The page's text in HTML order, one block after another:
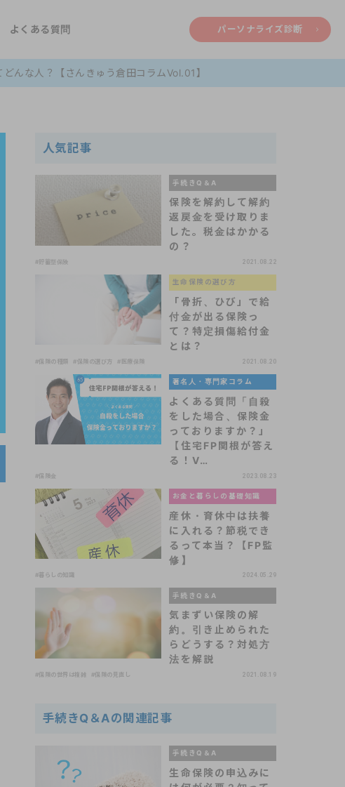
よくある質問 パーソナライズ診断
んな人？【さんきゅう倉田コラムVol.01】
人気記事
手続きQ＆A
保険を解約して解約
返戻金を受け取りま
した。税金はかかる
の？
#貯蓄型保険 2021.08.22
生命保険の選び方
「骨折、ひび」で給
付金が出る保険っ
て？特定損傷給付金
とは？
#保険の種類 #保険の選び方 #医療保険 2021.08.20
著名人・専門家コラム
よくある質問「自殺
をした場合、保険金
っておりますか？」
【住宅FP関根が答え
る！V…
#保険金 2023.08.23
お金と暮らしの基礎知識
産休・育休中は扶養
に入れる？節税でき
るって本当？【FP監
修】
#暮らしの知識 2024.05.29
手続きQ＆A
気まずい保険の解
約。引き止められた
らどうする？対処方
法を解説
#保険の世界は複雑 #保険の見直し 2021.08.19
手続きQ＆Aの関連記事
手続きQ＆A
生命保険の申込みに